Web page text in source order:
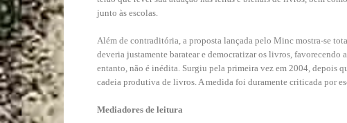
junto às escolas.
Além de contraditória, a proposta lançada pelo Minc mostra-se
deveria justamente baratear e democratizar os livros,
entanto, não é inédita. Surgiu pela primeira vez em 2004, depois
cadeia produtiva de livros. A medida foi duramente criticada por
Mediadores de leitura